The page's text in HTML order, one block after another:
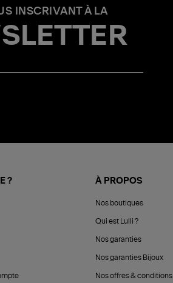
INSCRIVANT À LA
? À PROPOS
Nos boutiques
Qui est Lulli ?
Nos garanties
Nos garanties Bijoux
Nos offres & conditions